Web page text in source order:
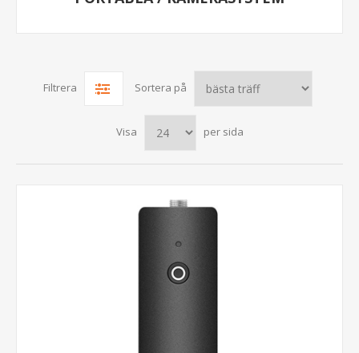
Filtrera Sortera på
Visa per sida